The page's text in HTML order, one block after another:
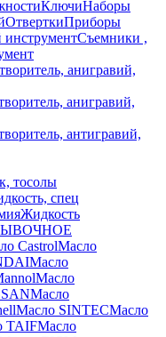
КлючиНаборы
ОтверткиПриборы
Съемники ,
анигравий,
анигравий,
антигравий,
тосолы
спец
Жидкость
CastrolМасло
Масло
Масло
Масло
Масло SINTECМасло
TAIFМасло